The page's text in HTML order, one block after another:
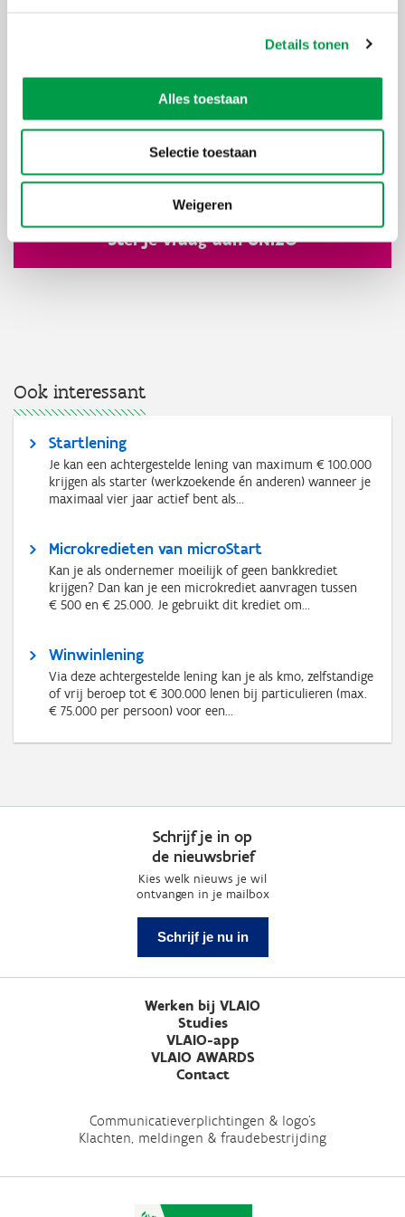
Details tonen
Alles toestaan
Selectie toestaan
Weigeren
Wat?
Interessante subsidies
Stel je vraag aan UNIZO
Ook interessant
Startlening
Je kan een achtergestelde lening van maximum € 100.000
krijgen als starter (werkzoekende én anderen) wanneer je
maximaal vier jaar actief bent als...
Microkredieten van microStart
Kan je als ondernemer moeilijk of geen bankkrediet
krijgen? Dan kan je een microkrediet aanvragen tussen
€ 500 en € 25.000. Je gebruikt dit krediet om...
Winwinlening
Via deze achtergestelde lening kan je als kmo, zelfstandige
of vrij beroep tot € 300.000 lenen bij particulieren (max.
€ 75.000 per persoon) voor een...
Schrijf je in op
de nieuwsbrief
Kies welk nieuws je wil
ontvangen in je mailbox
Schrijf je nu in
Werken bij VLAIO
Studies
VLAIO-app
VLAIO AWARDS
Contact
Communicatieverplichtingen & logo's
Klachten, meldingen & fraudebestrijding